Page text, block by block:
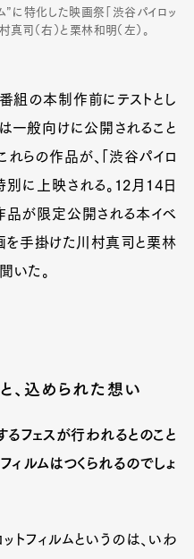
”に特化した映画祭「渋谷パイロッ
真司（右）と栗林和明（左）。
番組の本制作前にテストとし
一般向けに公開されること
れらの作品が、「渋谷パイロ
別に上映される。12月14日
品が限定公開される本イベ
を手掛けた川村真司と栗林
いた。
、込められた想い
フェスが行われるとのこと
ィルムはつくられるのでしょ
ットフィルムというのは、いわ